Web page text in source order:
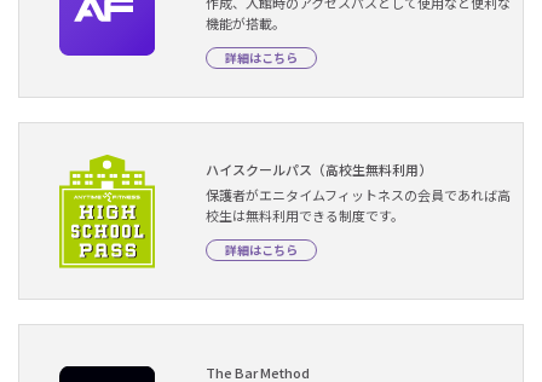
機能が搭載。
詳細はこちら
ハイスクールパス（高校生無料利用）
保護者がエニタイムフィットネスの会員であれば高
校生は無料利用できる制度です。
詳細はこちら
The Bar Method